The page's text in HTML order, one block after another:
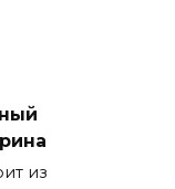
из